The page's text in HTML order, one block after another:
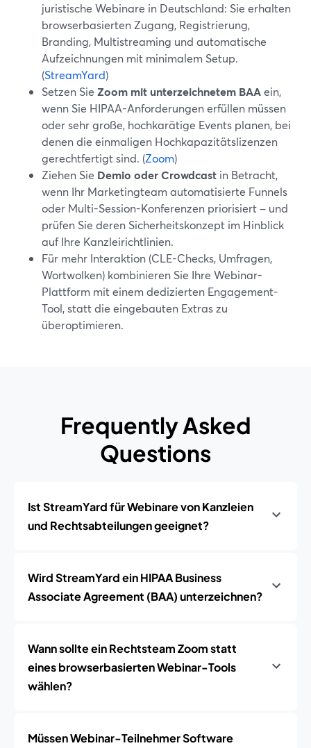
juristische Webinare in Deutschland: Sie erhalten
browserbasierten Zugang, Registrierung,
Branding, Multistreaming und automatische
Aufzeichnungen mit minimalem Setup.
(StreamYard)
Setzen Sie Zoom mit unterzeichnetem BAAein,
wenn Sie HIPAA-Anforderungen erfüllen müssen
oder sehr große, hochkarätige Events planen, bei
denen die einmaligen Hochkapazitätslizenzen
gerechtfertigt sind. (Zoom)
Ziehen Sie Demio oder Crowdcast in Betracht,
wenn Ihr Marketingteam automatisierte Funnels
oder Multi-Session-Konferenzen priorisiert – und
prüfen Sie deren Sicherheitskonzept im Hinblick
auf Ihre Kanzleirichtlinien.
Für mehr Interaktion (CLE-Checks, Umfragen,
Wortwolken) kombinieren Sie Ihre Webinar-
Plattform mit einem dedizierten Engagement-
Tool, statt die eingebauten Extras zu
überoptimieren.
Frequently Asked
Questions
Ist StreamYard für Webinare von Kanzleien
und Rechtsabteilungen geeignet?
Wird StreamYard ein HIPAA Business
Associate Agreement (BAA) unterzeichnen?
Wann sollte ein Rechtsteam Zoom statt
eines browserbasierten Webinar-Tools
wählen?
Müssen Webinar-Teilnehmer Software